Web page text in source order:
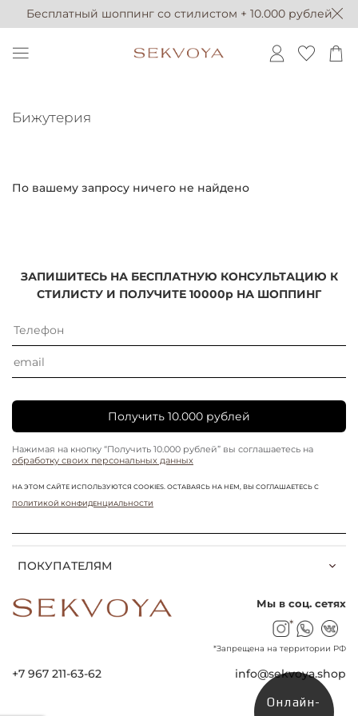
Бесплатный шоппинг со стилистом + 10.000 рублей
Бижутерия
По вашему запросу ничего не найдено
ПОКУПАТЕЛЯМ
ЗАПИШИТЕСЬ НА БЕСПЛАТНУЮ КОНСУЛЬТАЦИЮ К
СТИЛИСТУ И ПОЛУЧИТЕ 10000р НА ШОППИНГ
Получить 10.000 рублей
Нажимая на кнопку “Получить 10.000 рублей” вы соглашаетесь на
обработку своих персональных данных
НА ЭТОМ САЙТЕ ИСПОЛЬЗУЮТСЯ COOKIES. ОСТАВАЯСЬ НА НЕМ, ВЫ СОГЛАШАЕТЕСЬ С
ПОЛИТИКОЙ КОНФИДЕНЦИАЛЬНОСТИ
+7 967 211-63-62 info@sekvoya.shop
Мы в соц. сетях
*
*Запрещена на территории РФ
Онлайн-